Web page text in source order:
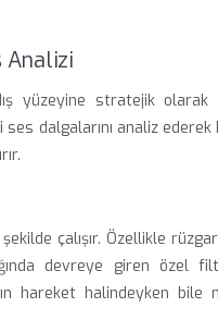
Analizi
yüzeyine stratejik
dalgalarını analiz ederek
çalışır. Özellikle
devreye giren özel
hareket halindeyken